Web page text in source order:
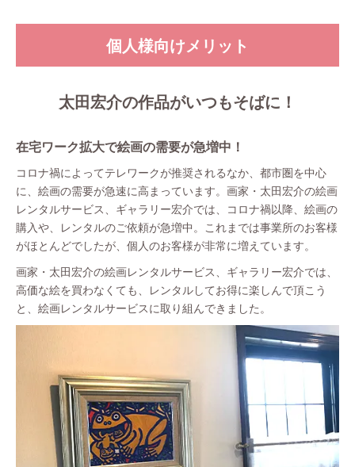
個人様向けメリット
太田宏介の作品がいつもそばに！
在宅ワーク拡大で絵画の需要が急増中！
コロナ禍によってテレワークが推奨されるなか、都市圏を中心
に、絵画の需要が急速に高まっています。画家・太田宏介の絵画
レンタルサービス、ギャラリー宏介では、コロナ禍以降、絵画の
購入や、レンタルのご依頼が急増中。これまでは事業所のお客様
がほとんどでしたが、個人のお客様が非常に増えています。
画家・太田宏介の絵画レンタルサービス、ギャラリー宏介では、
高価な絵を買わなくても、レンタルしてお得に楽しんで頂こう
と、絵画レンタルサービスに取り組んできました。